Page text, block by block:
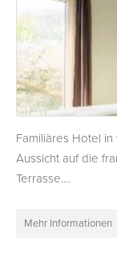
Familiäres Hotel
Aussicht auf die
Terrasse....
Mehr Informationen